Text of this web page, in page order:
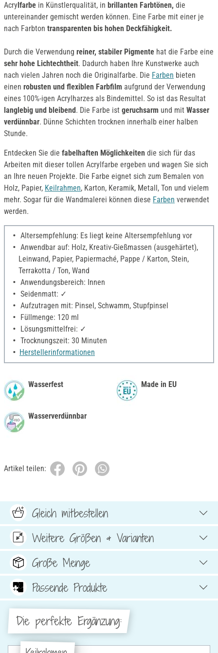
Acrylfarbe in Künstlerqualität, in brillanten Farbtönen, die
untereinander gemischt werden können. Eine Farbe mit einer je
nach Farbton transparenten bis hohen Deckfähigkeit.
Durch die Verwendung reiner, stabiler Pigmente hat die Farbe eine
sehr hohe Lichtechtheit. Dadurch haben Ihre Kunstwerke auch
nach vielen Jahren noch die Originalfarbe. Die Farben bieten
einen robusten und flexiblen Farbfilm aufgrund der Verwendung
eines 100%-igen Acrylharzes als Bindemittel. So ist das Resultat
langlebig und bleibend. Die Farbe ist geruchsarm und mit Wasser
verdünnbar. Dünne Schichten trocknen innerhalb einer halben
Stunde.
Entdecken Sie die fabelhaften Möglichkeiten die sich für das
Arbeiten mit dieser tollen Acrylfarbe ergeben und wagen Sie sich
an Ihre neuen Projekte. Die Farbe eignet sich zum Bemalen von
Holz, Papier, Keilrahmen, Karton, Keramik, Metall, Ton und vielem
mehr. Sogar für die Wandmalerei können diese Farben verwendet
werden.
Altersempfehlung: Es liegt keine Altersempfehlung vor
Anwendbar auf: Holz, Kreativ-Gießmassen (ausgehärtet),
Leinwand, Papier, Papiermaché, Pappe / Karton, Stein,
Terrakotta / Ton, Wand
Anwendungsbereich: Innen
Seidenmatt: ✓
Aufzutragen mit: Pinsel, Schwamm, Stupfpinsel
Füllmenge: 120 ml
Lösungsmittelfrei: ✓
Trocknungszeit: 30 Minuten
Herstellerinformationen
Wasserfest
Wasserverdünnbar
Made in EU
Artikel teilen:
Gleich mitbestellen
Weitere Größen & Varianten
Große Menge
Passende Produkte
Die perfekte Ergänzung: